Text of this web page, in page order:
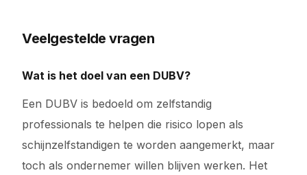
Veelgestelde vragen
Wat is het doel van een DUBV?
Een DUBV is bedoeld om zelfstandig
professionals te helpen die risico lopen als
schijnzelfstandigen te worden aangemerkt, maar
toch als ondernemer willen blijven werken. Het